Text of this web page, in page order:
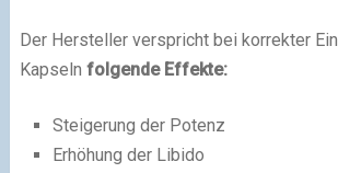
Der Hersteller verspricht bei korrekter
Kapseln folgende Effekte:
Steigerung der Potenz
Erhöhung der Libido